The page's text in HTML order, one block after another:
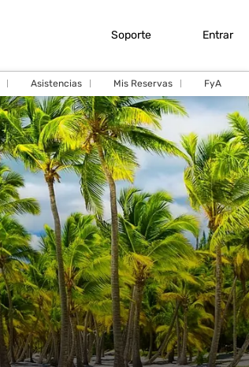
Soporte Entrar
Asistencias Mis Reservas FyA